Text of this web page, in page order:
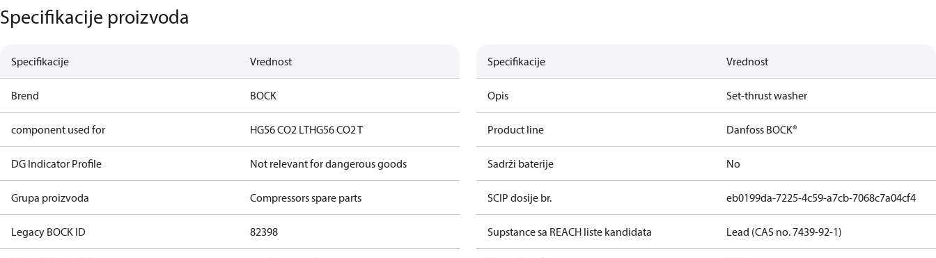
Specifikacije proizvoda
Specifikacije Vrednost
Brend BOCK
component used for HG56 CO2 LTHG56 CO2 T
DG Indicator Profile Not relevant for dangerous goods
Grupa proizvoda Compressors spare parts
Legacy BOCK ID 82398
Specifikacije Vrednost
Opis Set-thrust washer
Product line Danfoss BOCK®
Sadrži baterije No
SCIP dosije br. eb0199da-7225-4c59-a7cb-7068c7a04cf4
Supstance sa REACH liste kandidata Lead (CAS no. 7439-92-1)